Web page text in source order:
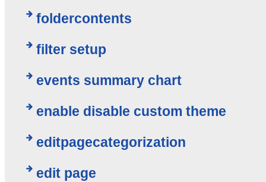
foldercontents
filter setup
events summary chart
enable disable custom theme
editpagecategorization
edit page